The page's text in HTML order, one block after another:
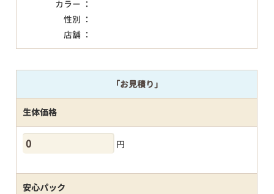
カラー ：
性別 ：
店舗 ：
「お見積り」
生体価格
円
安心パック